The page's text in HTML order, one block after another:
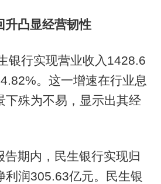
升凸显经营韧性
银行实现营业收入1428.6
。这一增速在行业息
下殊为不易，显示出其经
告期内，民生银行实现归
利润305.63亿元。民生银